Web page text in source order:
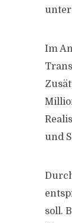
Im
und
soll.